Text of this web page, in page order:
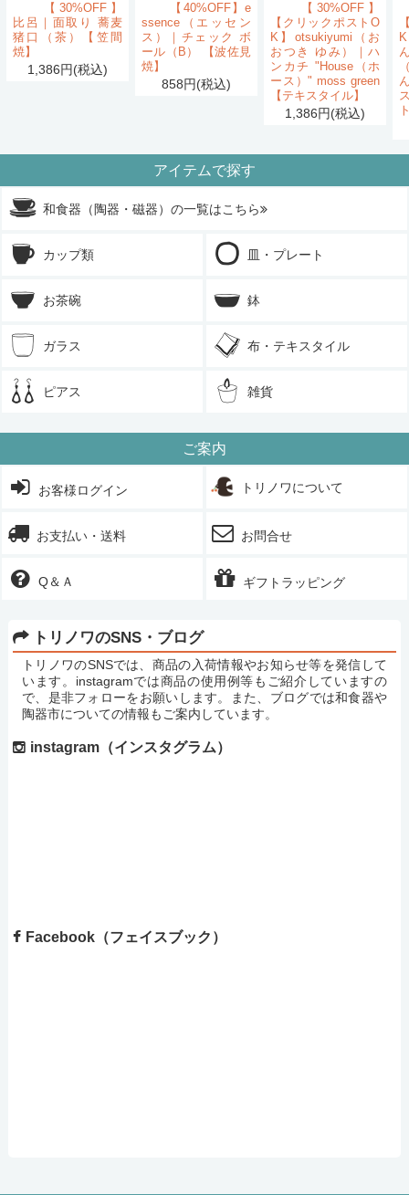
【30%OFF】
比呂｜面取り 蕎麦
猪口（茶）【笠間
焼】
1,386円(税込)
【40%OFF】e
ssence（エッセン
ス）｜チェック ボ
ール（B） 【波佐見
焼】
858円(税込)
【30%OFF】
【クリックポストO
K】otsukiyumi（お
おつき ゆみ）｜ハ
ンカチ "House（ホ
ース）" moss green
【テキスタイル】
1,386円(税込)
アイテムで探す
和食器（陶器・磁器）の一覧はこちら
カップ類 皿・プレート
お茶碗 鉢
ガラス 布・テキスタイル
ピアス 雑貨
ご案内
お客様ログイン トリノワについて
お支払い・送料 お問合せ
Q＆Ａ ギフトラッピング
トリノワのSNS・ブログ
トリノワのSNSでは、商品の入荷情報やお知らせ等を発信して
います。instagramでは商品の使用例等もご紹介していますの
で、是非フォローをお願いします。また、ブログでは和食器や
陶器市についての情報もご案内しています。
instagram（インスタグラム）
Facebook（フェイスブック）